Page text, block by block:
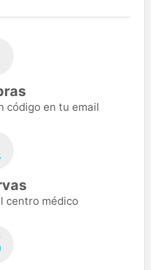
código en tu email
centro médico